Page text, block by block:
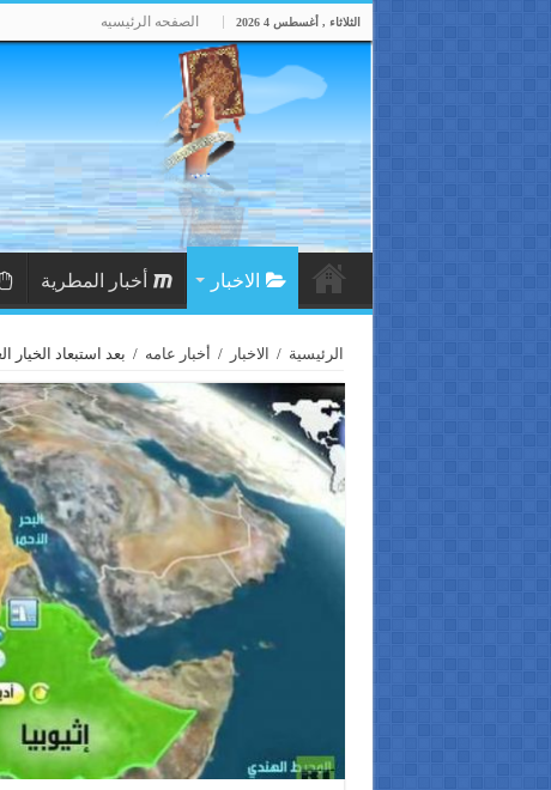
الثلاثاء , أغسطس 4 2026 الصفحه الرئيسيه
الاخبار أخبار المطرية
الرئيسية / الاخبار / أخبار عامه / بعد استبعاد